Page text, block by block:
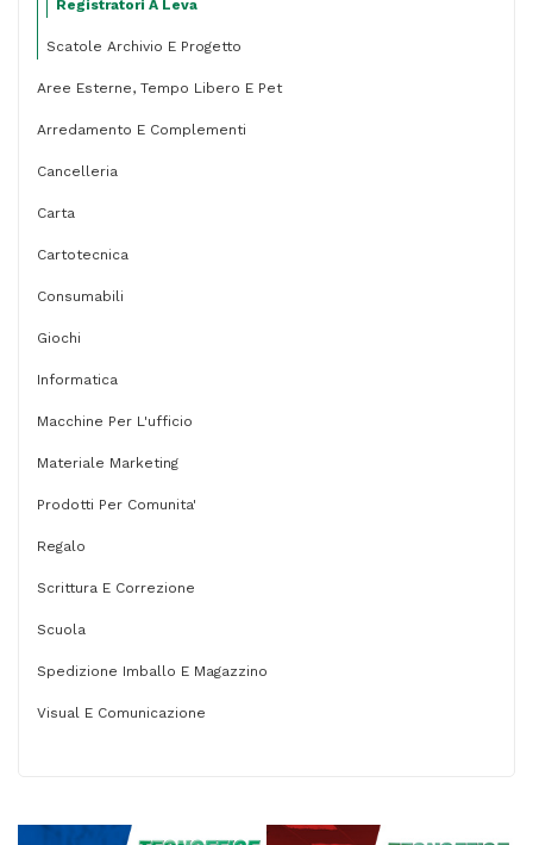
Registratori A Leva
Scatole Archivio E Progetto
Aree Esterne, Tempo Libero E Pet
Arredamento E Complementi
Cancelleria
Carta
Cartotecnica
Consumabili
Giochi
Informatica
Macchine Per L'ufficio
Materiale Marketing
Prodotti Per Comunita'
Regalo
Scrittura E Correzione
Scuola
Spedizione Imballo E Magazzino
Visual E Comunicazione